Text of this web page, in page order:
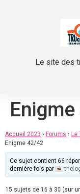
Le site des
Accueil 2023 › Forums › Le
Enigme 42/42
Ce sujet contient 66
dernière fois par
15 sujets de 16 à 30 (sur